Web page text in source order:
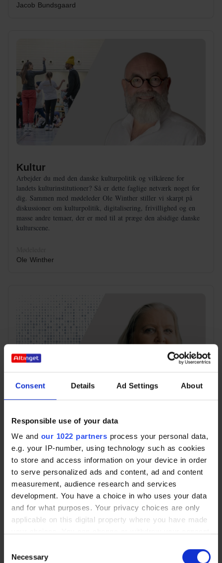
Consent Details Ad Settings About
Responsible use of your data
We and our 1022 partners process your personal data,
e.g. your IP-number, using technology such as cookies
to store and access information on your device in order
to serve personalized ads and content, ad and content
measurement, audience research and services
development. You have a choice in who uses your data
and for what purposes. Your privacy choices are only
applicable on this digital property where you have made
the Privacy trigger icon.
Selection
Necessary
Jacob Bundsgaard
Kultur
Arbejder du med den danske kulturpolitik og vilkårene for
landets kulturinstitutioner? Så er dette faglige netværk noget for
dig. Sammen med mødeleder Ole Winther stiller vi skarpt på
diskussioner om kulturpolitik, digitalisering, frivillighed og en
masse andre temaer, der er med til at præge den alsidige danske
kulturscene.
Ole Winther
Kunstig intelligens og dataetik i
praksis
Den digitale transformation buldrer derud af både i den private
og offentlige sektor. Vi når lige at indtage og forstå en ny slags
teknologi, så melder den næste sig. Mødeleder Lisbeth Knudsen
faciliterer debatterne, som ser på håndteringen af AI: Hvordan
udnytter vi alle mulighederne og potentialet samtidig med, at vi
beskytter persondata i fremtiden?
Mødeleder